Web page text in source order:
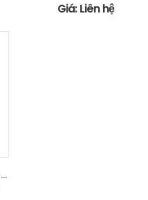
Giá: Liên hệ
Két Bạc Liên Doanh KOREA 125 - Điện